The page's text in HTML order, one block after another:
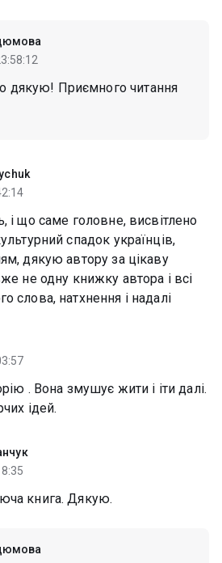
дякую! Приємного читання
і що саме головне, висвітлено
спадок українців,
дякую автору за цікаву
не одну книжку автора і всі
слова, натхнення і надалі
. Вона змушує жити і іти далі.
ідей.
книга. Дякую.